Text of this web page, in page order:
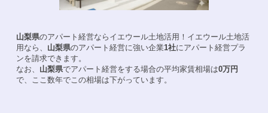
山梨県のアパート経営ならイエウール土地活用！ イエウール土地活
用なら、 山梨県のアパート経営に強い企業1社にアパート経営プラ
ンを請求できます。
なお、 山梨県でアパート経営をする場合の平均家賃相場は0万円
で、ここ数年でこの相場は下がっています。